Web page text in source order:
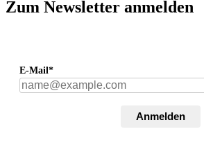
Zum Newsletter anmelden
E-Mail*
Anmelden